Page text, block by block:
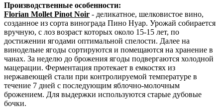
Производственные особенности:
Florian Mollet Pinot Noir - деликатное, шелковистое вино,
созданное из сорта винограда Пино Нуар. Урожай собирается
вручную, с лоз возраст которых около 15-15 лет, по
достижении ягодами оптимальной спелости. Далее на
винодельне ягоды сортируются и помещаются на хранение в
чанах. За неделю до брожения ягоды подвергаются холодной
мацерации. Ферментация протекает в емкостях из
нержавеющей стали при контролируемой температуре в
течение 7 дней с последующим яблочно-молочным
брожением. Для выдержки используются старые дубовые
бочки.